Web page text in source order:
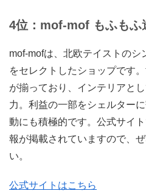
4位：mof-mof もふもふ
mof-mofは、北欧テイストのシ
をセレクトしたショップです
が揃っており、インテリアと
力。利益の一部をシェルター
動にも積極的です。公式サイ
報が掲載されていますので、
い。
公式サイトはこちら